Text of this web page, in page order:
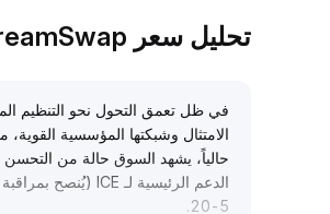
تحليل سعر IceCreamSwap بمساعدة TradeGPT
الامتثال وشبكتها المؤسسية
حالياً، يشهد السوق حالة من
الدعم الرئيسية لـ ICE (يُنصح بمراقبة نطاق المتوسط التاريخي الذي تحدده المنصات الرئيسية، مثال: النطاق 5
20-5
.